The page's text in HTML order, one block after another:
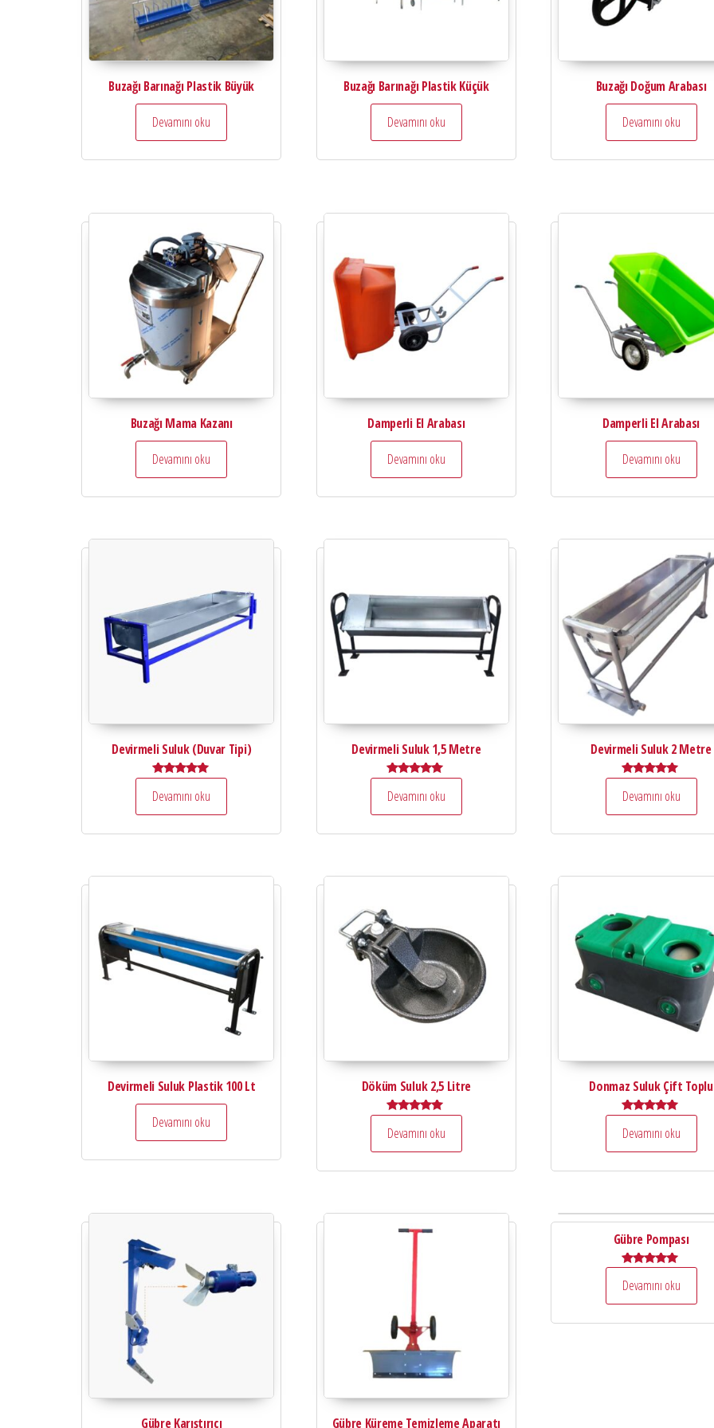
Buzağı Barınağı Plastik Büyük
Devamını oku
Buzağı Barınağı Plastik Küçük
Devamını oku
Buzağı Doğum Arabası
Devamını oku
Buzağı Mama Kazanı
Devamını oku
Damperli El Arabası
Devamını oku
Damperli El Arabası
Devamını oku
Devirmeli Suluk (Duvar Tipi)
5.00
oy aldı
Devamını oku
Devirmeli Suluk 1,5 Metre
5.00
oy aldı
Devamını oku
Devirmeli Suluk 2 Metre
5.00
oy aldı
Devamını oku
Devirmeli Suluk Plastik 100 Lt
Devamını oku
Döküm Suluk 2,5 Litre
5.00
oy aldı
Devamını oku
Donmaz Suluk Çift Toplu
5.00
oy aldı
Devamını oku
Gübre Karıştırıcı Gübre Küreme Temizleme Aparatı
Gübre Pompası
5.00
Devamını oku